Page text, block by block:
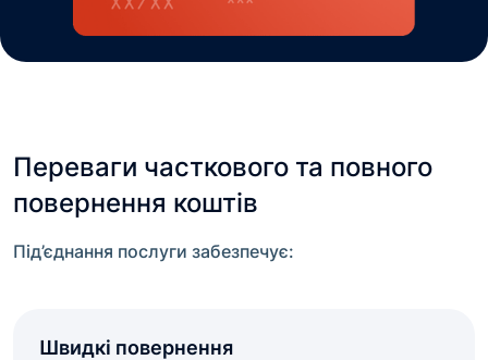
Переваги часткового та повного
повернення коштів
Під’єднання послуги забезпечує:
Швидкі повернення